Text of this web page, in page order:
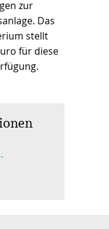
zur
Das
stellt
für diese